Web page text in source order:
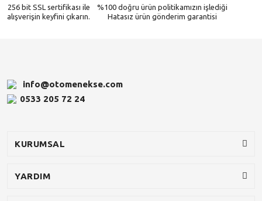
256 bit SSL sertifikası ile
alışverişin keyfini çıkarın.
%100 doğru ürün politikamızın işlediği
Hatasız ürün gönderim garantisi
info@otomenekse.com
0533 205 72 24
KURUMSAL
YARDIM